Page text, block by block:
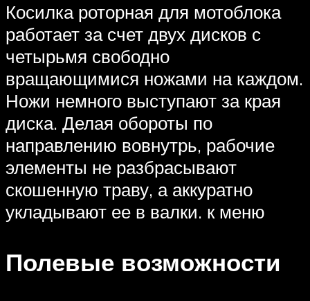
Косилка роторная для мотоблока
работает за счет двух дисков с
четырьмя свободно
вращающимися ножами на каждом.
Ножи немного выступают за края
диска. Делая обороты по
направлению вовнутрь, рабочие
элементы не разбрасывают
скошенную траву, а аккуратно
укладывают ее в валки. к меню
Полевые возможности